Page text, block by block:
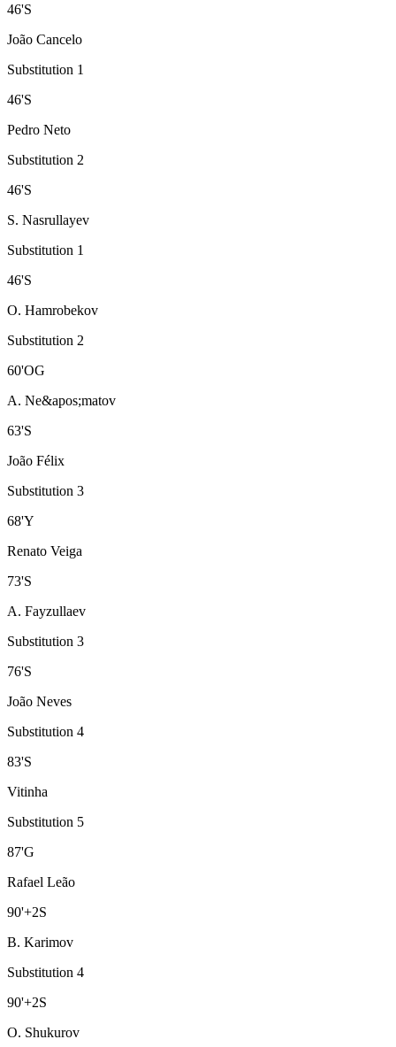
46'S
João Cancelo
Substitution 1
46'S
Pedro Neto
Substitution 2
46'S
S. Nasrullayev
Substitution 1
46'S
O. Hamrobekov
Substitution 2
60'OG
A. Ne&apos;matov
63'S
João Félix
Substitution 3
68'Y
Renato Veiga
73'S
A. Fayzullaev
Substitution 3
76'S
João Neves
Substitution 4
83'S
Vitinha
Substitution 5
87'G
Rafael Leão
90'+2S
B. Karimov
Substitution 4
90'+2S
O. Shukurov